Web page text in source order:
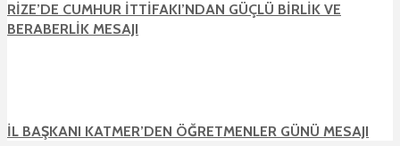
RİZE’DE CUMHUR İTTİFAKI’NDAN GÜÇLÜ BİRLİK VE
BERABERLİK MESAJI
İL BAŞKANI KATMER’DEN ÖĞRETMENLER GÜNÜ MESAJI